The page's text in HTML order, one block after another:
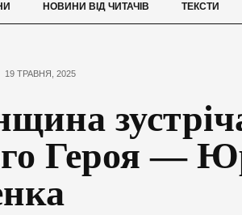
НОВИНИ ВІД ЧИТАЧІВ ТЕКСТИ
19 ТРАВНЯ, 2025
Героя —